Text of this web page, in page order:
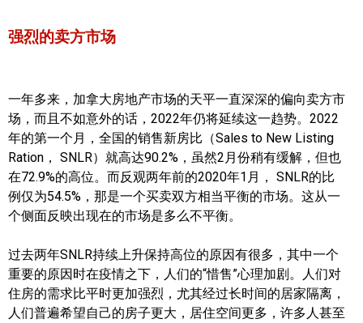
留学生指南
实用链接
加拿大房地产网站
大多伦多教育网站
大多伦多医疗机构
加拿大银行贷款机构
大多伦多交通网络
强烈的卖方市场
一年多来，加拿大房地产市场的天平一直深深的偏向卖方市
场，而且不如意外的话，2022年仍将延续这一趋势。2022
年的第一个月，全国的销售新房比（Sales to New Listing
Ration， SNLR）就高达90.2%，虽然2月份稍有缓解，但也
在72.9%的高位。而反观两年前的2020年1月， SNLR的比
例仅为54.5%，那是一个买卖双方相当平衡的市场。这从一
个侧面反映出现在的市场是多么不平衡。
过去两年SNLR持续上升保持高位的原因有很多，其中一个
重要的原因时在疫情之下，人们的“惜售”心理加剧。人们对
住房的需求比平时更加强烈，尤其经过长时间的居家隔离，
人们普遍希望自己的房子更大，居住空间更多，许多人甚至